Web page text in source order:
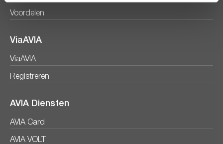
Voordelen
ViaAVIA
ViaAVIA
Registreren
AVIA Diensten
AVIA Card
AVIA VOLT